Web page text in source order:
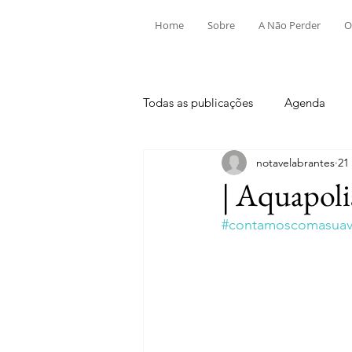
Home Sobre A Não Perder
Todas as publicações Agenda
Aldeia do Mato e Souto
Mouriscas Pego Rio de
|
notavelabrantes